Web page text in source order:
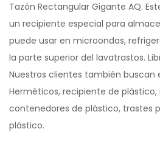
Tazón Rectangular Gigante AQ.
un recipiente especial para
puede usar en microondas,
la parte superior del lavatrastos.
Nuestros clientes también
Herméticos, recipiente de
contenedores de plástico, trastes
plástico.